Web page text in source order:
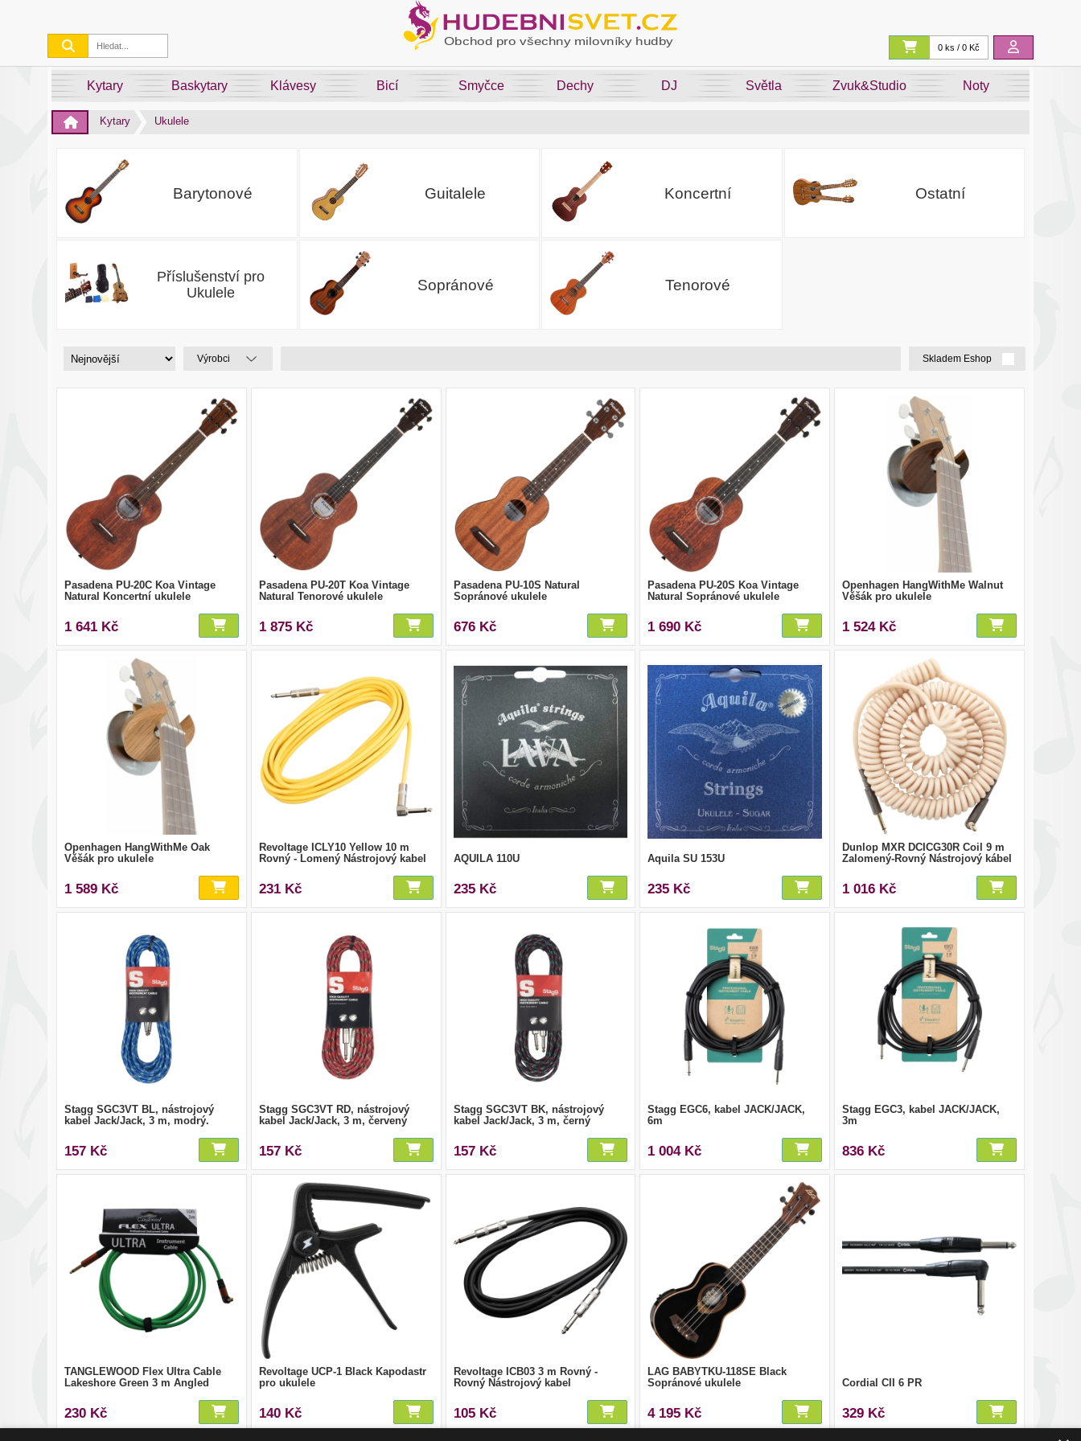
0 ks / 0 Kč
Kytary Baskytary Klávesy Bicí Smyčce Dechy DJ Světla Zvuk&Studio Noty
Kytary Ukulele
Barytonové Guitalele Koncertní Ostatní
Příslušenství pro
Ukulele
Sopránové Tenorové
Výrobci Skladem Eshop
Pasadena PU-20C Koa Vintage
Natural Koncertní ukulele
1 641 Kč
Pasadena PU-20T Koa Vintage
Natural Tenorové ukulele
1 875 Kč
Pasadena PU-10S Natural
Sopránové ukulele
676 Kč
Pasadena PU-20S Koa Vintage
Natural Sopránové ukulele
1 690 Kč
Openhagen HangWithMe Walnut
Věšák pro ukulele
1 524 Kč
Openhagen HangWithMe Oak
Věšák pro ukulele
1 589 Kč
Revoltage ICLY10 Yellow 10 m
Rovný - Lomený Nástrojový kabel
231 Kč
AQUILA 110U
235 Kč
Aquila SU 153U
235 Kč
Dunlop MXR DCICG30R Coil 9 m
Zalomený-Rovný Nástrojový kábel
1 016 Kč
Stagg SGC3VT BL, nástrojový
kabel Jack/Jack, 3 m, modrý.
157 Kč
Stagg SGC3VT RD, nástrojový
kabel Jack/Jack, 3 m, červený
157 Kč
Stagg SGC3VT BK, nástrojový
kabel Jack/Jack, 3 m, černý
157 Kč
Stagg EGC6, kabel JACK/JACK,
6m
1 004 Kč
Stagg EGC3, kabel JACK/JACK,
3m
836 Kč
TANGLEWOOD Flex Ultra Cable
Lakeshore Green 3 m Angled
230 Kč
Revoltage UCP-1 Black Kapodastr
pro ukulele
140 Kč
Revoltage ICB03 3 m Rovný -
Rovný Nástrojový kabel
105 Kč
LAG BABYTKU-118SE Black
Sopránové ukulele
4 195 Kč
Cordial CII 6 PR
329 Kč